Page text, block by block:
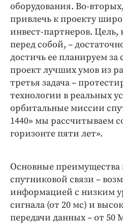
оборудования. Во-
привлечь к проекту
инвест-партнеров.
перед собой, –
достичь ее планируем за
проект лучших умов из
третья задача –
технологии в реальных
орбитальные миссии
1440» мы рассчитываем
горизонте пяти лет».
Основные преимущества
спутниковой связи –
информацией с низким
сигнала (от 20 мс) и
передачи данных – от 50